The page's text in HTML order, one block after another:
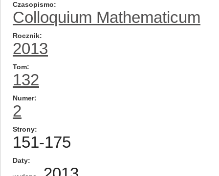
Czasopismo
Colloquium Mathematicum
Rocznik
2013
Tom
132
Numer
2
Strony
151-175
Daty